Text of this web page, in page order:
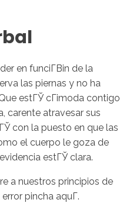
en funciГ­Віn de la
las piernas y no ha
estГЎ cГіmoda contigo
carente atravesar sus
con la puesto en que las
el cuerpo le goza de
estГЎ clara.
a nuestros principios de
pincha aquГ­.